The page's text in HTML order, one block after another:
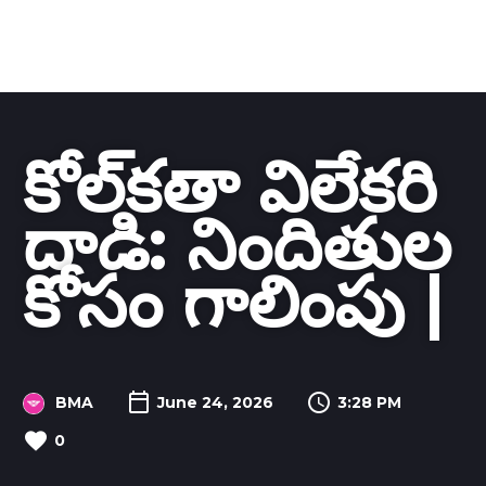
కోల్‌కతా విలేకరి
దాడి: నిందితుల
కోసం గాలింపు |
BMA June 24, 2026
3:28 PM
0